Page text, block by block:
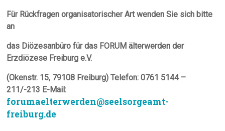
Für Rückfragen organisatorischer Art wenden Sie sich bitte
an
das Diözesanbüro für das FORUM älterwerden der
Erzdiözese Freiburg e.V.
(Okenstr. 15, 79108 Freiburg) Telefon: 0761 5144 –
211/-213 E-Mail:
forumaelterwerden@seelsorgeamt-
freiburg.de